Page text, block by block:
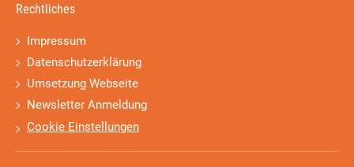
Rechtliches
Impressum
Datenschutzerklärung
Umsetzung Webseite
Newsletter Anmeldung
Cookie Einstellungen